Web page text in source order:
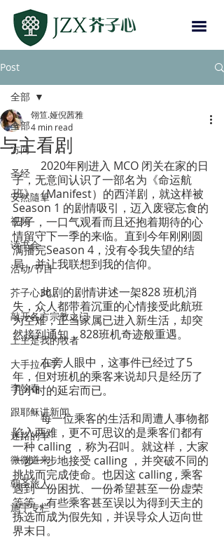
Post
全部
方向
圣经
安然隨筆
视频
读书会
活动/节目
芥子心30
敲开各方宗教之门
上主是我的牧者
大手拉小手
李翰春
跟耶稣讲新闻
迷路的羊
微微道来
朝圣旅人
施宇专栏
全部
与主看剧
翎笪.娅倪茜雅
4 min read
	2020年刚进入 MCO 闭关在家的日
子，无意间认识了一部名为《命运航
班》（Manifest）的西洋剧，就这样被
Season 1 的剧情吸引，迈入废寝忘食的
日子，一口气观看而且还抱着期待的心
情留守下一季的来临。直到今年刚刚圆
满播完Season 4，没有令我失望的结
局，并让我联想到我的信仰。
	此剧的剧情讲述一架828 班机消
失，众人都带着沉重的心情接受此航班
为空难，正当家属已进入新生活，却突
然接到通知，828班机奇迹般重遇。
	在旁人眼中，这事件已经过了5
年，但对班机的乘客来说却只是经历了
几小时的延宕而已。
	每一位乘客的生活和周遭人事物都
陷入两难，更不可思议的是乘客们都有
一种 calling ，称为召叫。就这样，大家
一步一步地接受 calling ，并突破不同的
挑战而完成使命。也因这 calling , 乘客
遇到一份困扰、一份希望甚至一份虚荣
等等，有些乘客甚至误以为得到天主的
拣选而成为假先知，并误导众人迈向世
界末日。